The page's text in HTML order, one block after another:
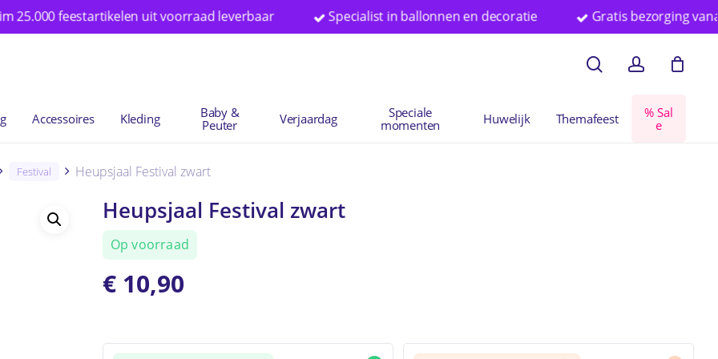
feestartikelen uit voorraad leverbaar Specialist in ballonnen en decoratie Gratis bezorging vanaf € 75 in
Accessoires Kleding
Baby &
Peuter
Verjaardag
Speciale
momenten
Huwelijk Themafeest % Sal
e
Winkelwagen Close
Festival Heupsjaal Festival zwart
Heupsjaal Festival zwart
Op voorraad
€10,90